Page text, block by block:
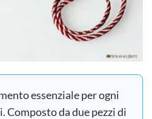
essenziale per ogni
Composto da due pezzi di